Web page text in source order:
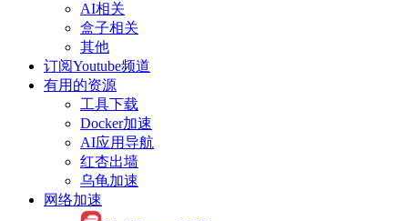
AI相关
盒子相关
其他
订阅Youtube频道
有用的资源
工具下载
Docker加速
AI应用导航
红杏出墙
乌龟加速
网络加速